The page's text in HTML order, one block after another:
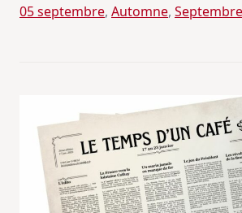
05 septembre, Automne, Septembre